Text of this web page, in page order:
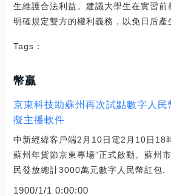
生維護合法利益。建議大學生在實習前
明確規定雙方的權利義務，以免日后產
Tags：
幣贏
京東科技助蘇州再次試點數字人
擬主播軟件
中新經緯客戶端2月10日電2月10日18
蘇州年貨節京東專場”正式啟動。蘇州
民發放總計3000萬元數字人民幣紅包.
1900/1/1 0:00:00